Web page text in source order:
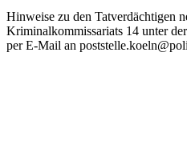
Hinweise zu den Tatverdächtigen
Kriminalkommissariats 14 unter
per E-Mail an